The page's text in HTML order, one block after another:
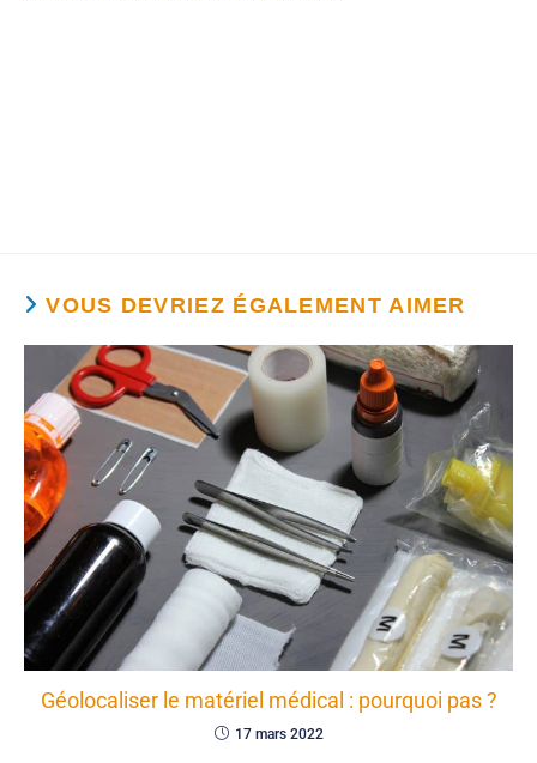
VOUS DEVRIEZ ÉGALEMENT AIMER
Géolocaliser le matériel médical : pourquoi pas ?
17 mars 2022